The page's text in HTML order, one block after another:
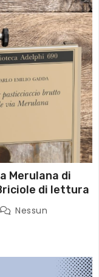
Merulana di
di lettura
Nessun